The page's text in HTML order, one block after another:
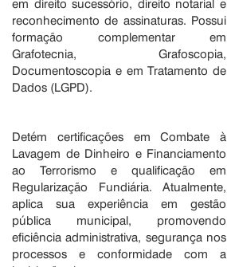
em direito sucessório, direito notarial e
reconhecimento de assinaturas. Possui
formação complementar em
Grafotecnia, Grafoscopia,
Documentoscopia e em Tratamento de
Dados (LGPD).
Detém certificações em Combate à
Lavagem de Dinheiro e Financiamento
ao Terrorismo e qualificação em
Regularização Fundiária. Atualmente,
aplica sua experiência em gestão
pública municipal, promovendo
eficiência administrativa, segurança nos
processos e conformidade com a